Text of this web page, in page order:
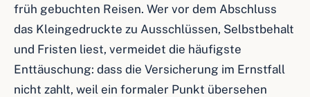
früh gebuchten Reisen. Wer vor dem Abschluss
das Kleingedruckte zu Ausschlüssen, Selbstbehalt
und Fristen liest, vermeidet die häufigste
Enttäuschung: dass die Versicherung im Ernstfall
nicht zahlt, weil ein formaler Punkt übersehen